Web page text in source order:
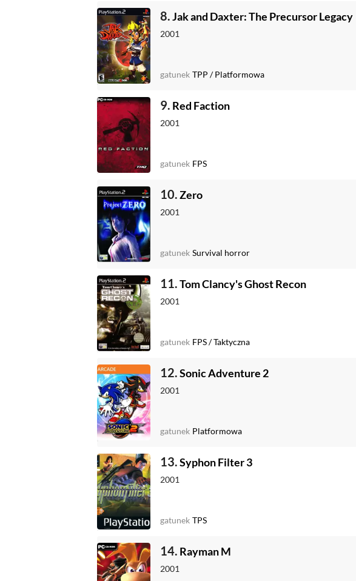
8.Jak and Daxter: The Precursor Legacy
2001
gatunek TPP /Platformowa
9. Red Faction
2001
gatunek FPS
10.Zero
2001
gatunek Survival horror
11.Tom Clancy's Ghost Recon
2001
gatunek FPS/Taktyczna
12.Sonic Adventure 2
2001
gatunek Platformowa
13.Syphon Filter 3
2001
gatunek TPS
14. Rayman M
2001